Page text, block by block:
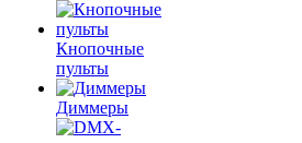
Кнопочные
пульты
Диммеры